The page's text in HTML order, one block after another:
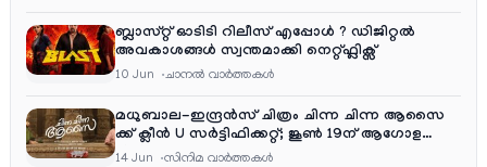
ബ്ലാസ്റ്റ് ഓടിടി റിലീസ് എപ്പോൾ ? ഡിജിറ്റൽ
അവകാശങ്ങൾ സ്വന്തമാക്കി നെറ്റ്ഫ്ലിക്സ്
10 Jun ചാനല്‍ വാര്‍ത്തകള്‍
മധുബാല-ഇന്ദ്രൻസ് ചിത്രം ചിന്ന ചിന്ന ആസൈ
ക്ക് ക്ലീൻ U സർട്ടിഫിക്കറ്റ്; ജൂൺ 19ന് ആഗോള
റിലീസ്
14 Jun സിനിമ വാര്‍ത്തകള്‍